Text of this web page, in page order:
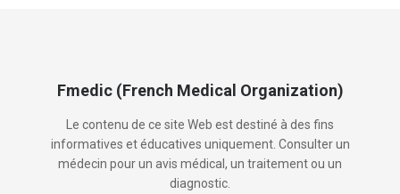
Fmedic (French Medical Organization)
Le contenu de ce site Web est destiné à des fins
informatives et éducatives uniquement. Consulter un
médecin pour un avis médical, un traitement ou un
diagnostic.